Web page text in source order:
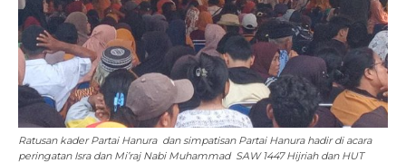
Ratusan kader Partai Hanura dan simpatisan Partai Hanura hadir di acara
peringatan Isra dan Mi’raj Nabi Muhammad SAW 1447 Hijriah dan HUT